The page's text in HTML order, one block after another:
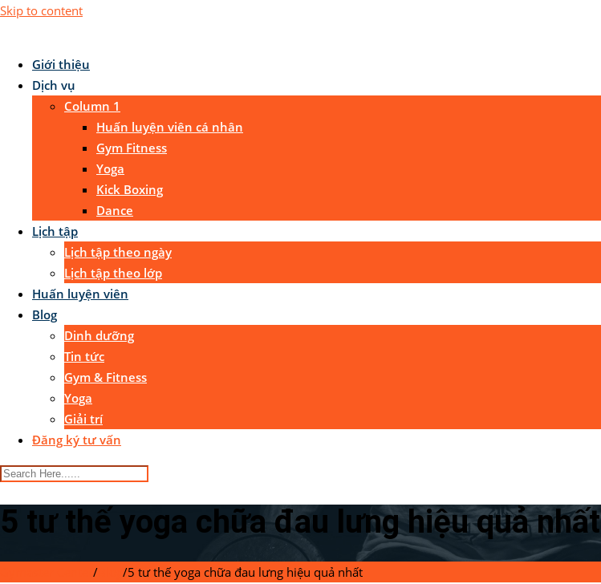
Skip to content
Giới thiệu
Dịch vụ
Column 1
Huấn luyện viên cá nhân
Gym Fitness
Yoga
Kick Boxing
Dance
Lịch tập
Lịch tập theo ngày
Lịch tập theo lớp
Huấn luyện viên
Blog
Dinh dưỡng
Tin tức
Gym & Fitness
Yoga
Giải trí
Đăng ký tư vấn
5 tư thế yoga chữa đau lưng hiệu quả nhất
/ /5 tư thế yoga chữa đau lưng hiệu quả nhất